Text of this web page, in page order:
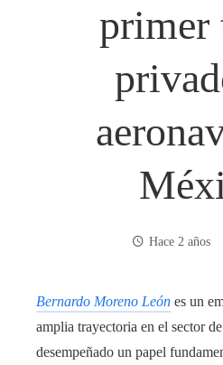
primer
Hace 2 años
Bernardo Moreno León es un
amplia trayectoria en el sector
desempeñado un papel